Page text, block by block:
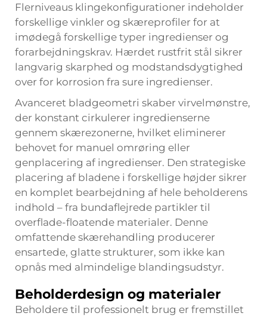
Flerniveaus klingekonfigurationer indeholder
forskellige vinkler og skæreprofiler for at
imødegå forskellige typer ingredienser og
forarbejdningskrav. Hærdet rustfrit stål sikrer
langvarig skarphed og modstandsdygtighed
over for korrosion fra sure ingredienser.
Avanceret bladgeometri skaber virvelmønstre,
der konstant cirkulerer ingredienserne
gennem skærezonerne, hvilket eliminerer
behovet for manuel omrøring eller
genplacering af ingredienser. Den strategiske
placering af bladene i forskellige højder sikrer
en komplet bearbejdning af hele beholderens
indhold – fra bundaflejrede partikler til
overflade-floatende materialer. Denne
omfattende skærehandling producerer
ensartede, glatte strukturer, som ikke kan
opnås med almindelige blandingsudstyr.
Beholderdesign og materialer
Beholdere til professionelt brug er fremstillet